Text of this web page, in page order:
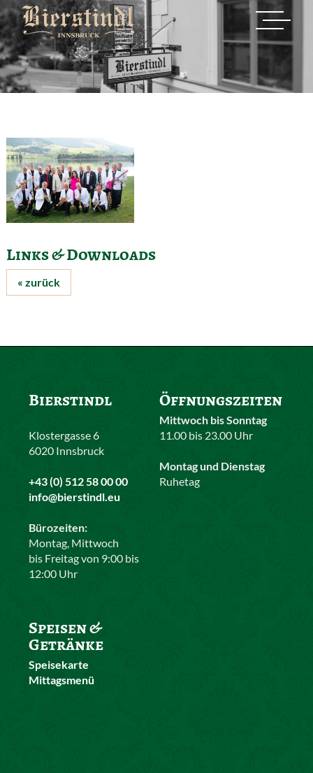
Links & Downloads
« zurück
Bierstindl
Klostergasse 6
6020 Innsbruck
+43 (0) 512 58 00 00
info@bierstindl.eu
Bürozeiten:
Montag, Mittwoch
bis Freitag von 9:00 bis
12:00 Uhr
Öffnungszeiten
Mittwoch bis Sonntag
11.00 bis 23.00 Uhr
Montag und Dienstag
Ruhetag
Speisen &
Getränke
Speisekarte
Mittagsmenü